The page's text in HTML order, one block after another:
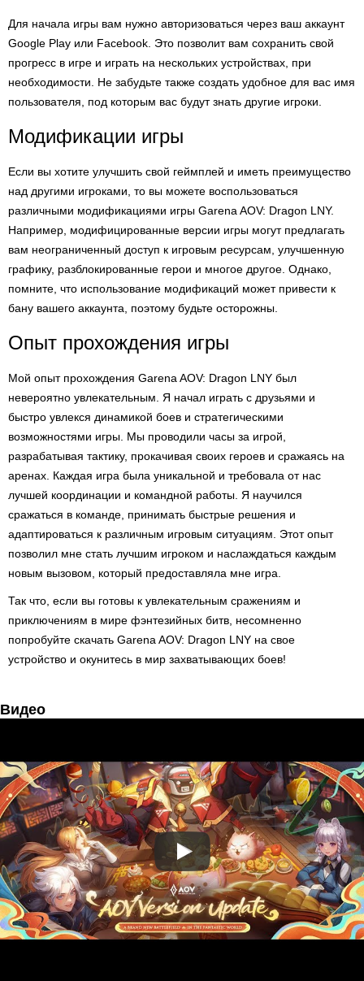
Для начала игры вам нужно авторизоваться через ваш аккаунт
Google Play или Facebook. Это позволит вам сохранить свой
прогресс в игре и играть на нескольких устройствах, при
необходимости. Не забудьте также создать удобное для вас имя
пользователя, под которым вас будут знать другие игроки.
Модификации игры
Если вы хотите улучшить свой геймплей и иметь преимущество
над другими игроками, то вы можете воспользоваться
различными модификациями игры Garena AOV: Dragon LNY.
Например, модифицированные версии игры могут предлагать
вам неограниченный доступ к игровым ресурсам, улучшенную
графику, разблокированные герои и многое другое. Однако,
помните, что использование модификаций может привести к
бану вашего аккаунта, поэтому будьте осторожны.
Опыт прохождения игры
Мой опыт прохождения Garena AOV: Dragon LNY был
невероятно увлекательным. Я начал играть с друзьями и
быстро увлекся динамикой боев и стратегическими
возможностями игры. Мы проводили часы за игрой,
разрабатывая тактику, прокачивая своих героев и сражаясь на
аренах. Каждая игра была уникальной и требовала от нас
лучшей координации и командной работы. Я научился
сражаться в команде, принимать быстрые решения и
адаптироваться к различным игровым ситуациям. Этот опыт
позволил мне стать лучшим игроком и наслаждаться каждым
новым вызовом, который предоставляла мне игра.
Так что, если вы готовы к увлекательным сражениям и
приключениям в мире фэнтезийных битв, несомненно
попробуйте скачать Garena AOV: Dragon LNY на свое
устройство и окунитесь в мир захватывающих боев!
Видео